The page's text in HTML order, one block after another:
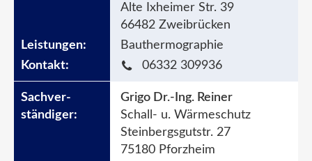
Alte Ixheimer Str. 39
66482 Zweibrücken
Bauthermographie
06332 309936
Grigo Dr.-Ing. Reiner
Schall- u. Wärmeschutz
Steinbergsgutstr. 27
75180 Pforzheim